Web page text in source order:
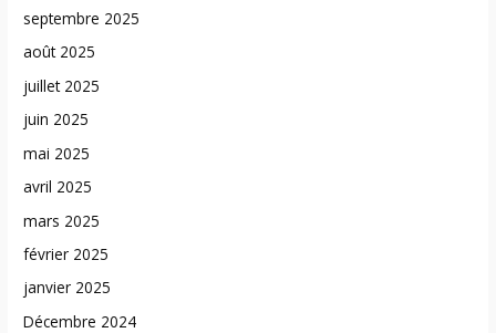
septembre 2025
août 2025
juillet 2025
juin 2025
mai 2025
avril 2025
mars 2025
février 2025
janvier 2025
Décembre 2024